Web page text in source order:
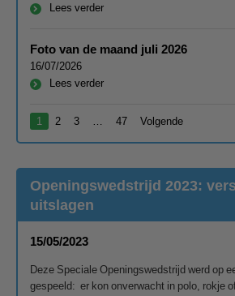
Lees verder
Foto van de maand juli 2026
16/07/2026
Lees verder
1 2 3 47 Volgende
Openingswedstrijd 2023:
uitslagen
15/05/2023
Deze Speciale Openingswedstrijd werd op
gespeeld: er kon onverwacht in polo, rokje